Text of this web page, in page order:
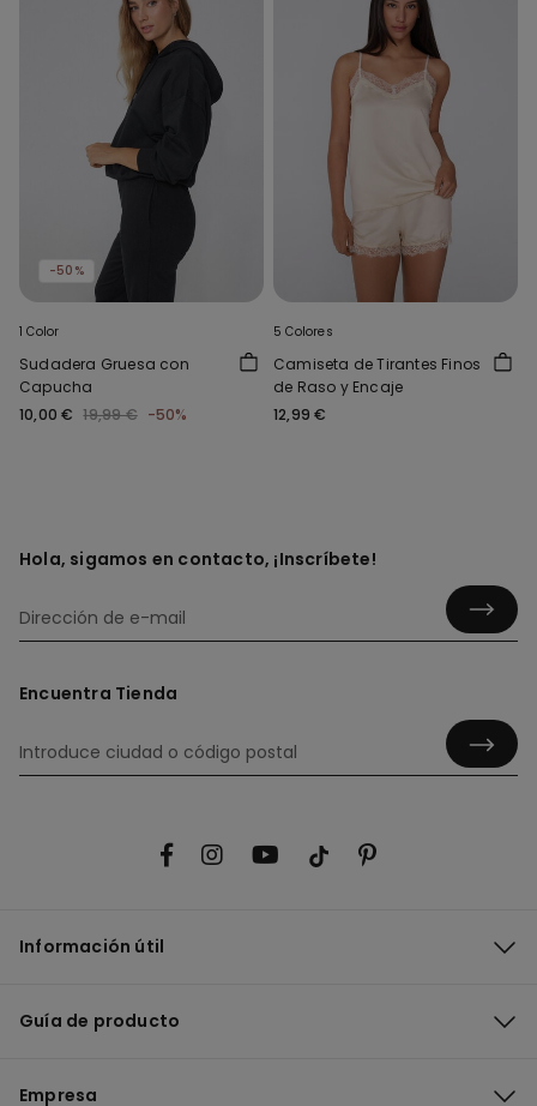
-50%
1 Color
Sudadera Gruesa con
Capucha
10,00 € 19,99 € -50%
5 Colores
Camiseta de Tirantes Finos
de Raso y Encaje
12,99 €
Hola, sigamos en contacto, ¡Inscríbete!
Encuentra Tienda
Información útil
Guía de producto
Empresa